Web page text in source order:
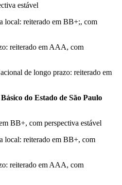
estável
local: reiterado em BB+;, com
reiterado em AAA, com
de longo prazo: reiterado em
do Estado de São Paulo
BB+, com perspectiva estável
local: reiterado em BB+, com
reiterado em AAA, com